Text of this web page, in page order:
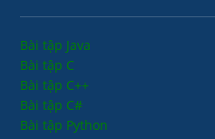
Bài tập Java
Bài tập C
Bài tập C++
Bài tập C#
Bài tập Python